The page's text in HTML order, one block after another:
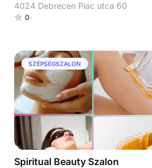
4024 Debrecen Piac utca 60
0
SZÉPSÉGSZALON
Spiritual Beauty Szalon